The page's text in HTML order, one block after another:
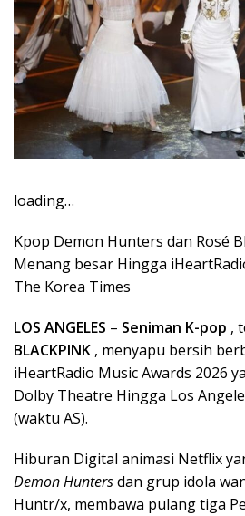
loading…
Kpop Demon Hunters dan Rosé
Menang besar Hingga
The Korea Times
LOS ANGELES – Seniman K-pop ,
BLACKPINK , menyapu bersih
iHeartRadio Music Awards 2026
Dolby Theatre Hingga Los
(waktu AS).
Hiburan Digital animasi Netflix
Demon Huntersdan grup idola
Huntr/x, membawa pulang tiga